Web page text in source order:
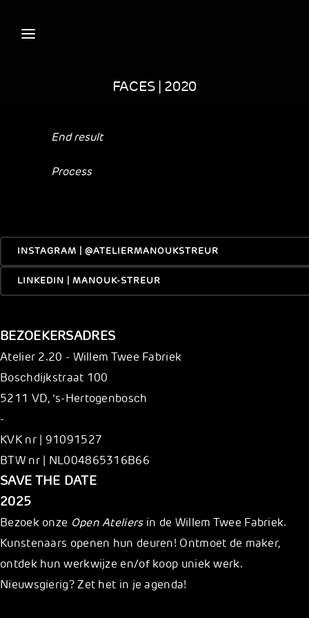
FACES | 2020
End result
Process
INSTAGRAM | @ATELIERMANOUKSTREUR
LINKEDIN | MANOUK-STREUR
BEZOEKERSADRES
Atelier 2.20 - Willem Twee Fabriek
Boschdijkstraat 100
5211 VD, ’s-Hertogenbosch
-
KVK nr | 91091527
BTW nr | NL004865316B66
SAVE THE DATE
2025
Bezoek onze Open Ateliers in de Willem Twee Fabriek.
Kunstenaars openen hun deuren! Ontmoet de maker,
ontdek hun werkwijze en/of koop uniek werk.
Nieuwsgierig? Zet het in je agenda!